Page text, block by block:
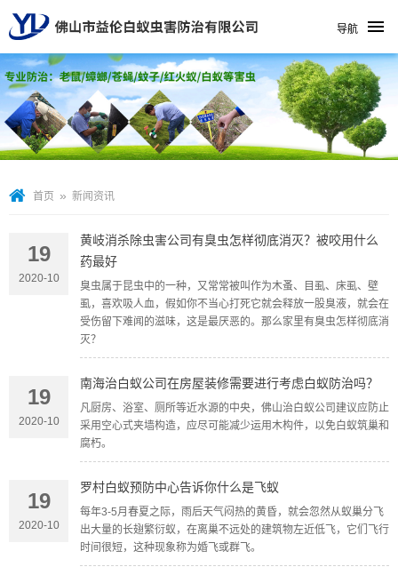
导航
首页 » 新闻资讯
19
2020-10
黄岐消杀除虫害公司有臭虫怎样彻底消灭？被咬用什么
药最好
臭虫属于昆虫中的一种，又常常被叫作为木蚤、目虱、床虱、壁
虱，喜欢吸人血，假如你不当心打死它就会释放一股臭液，就会在
受伤留下难闻的滋味，这是最厌恶的。那么家里有臭虫怎样彻底消
灭？
19
2020-10
南海治白蚁公司在房屋装修需要进行考虑白蚁防治吗？
凡厨房、浴室、厕所等近水源的中央，佛山治白蚁公司建议应防止
采用空心式夹墙构造，应尽可能减少运用木构件，以免白蚁筑巢和
腐朽。
19
2020-10
罗村白蚁预防中心告诉你什么是飞蚁
每年3-5月春夏之际，雨后天气闷热的黄昏，就会忽然从蚁巢分飞
出大量的长翅繁衍蚁，在离巢不远处的建筑物左近低飞，它们飞行
时间很短，这种现象称为婚飞或群飞。